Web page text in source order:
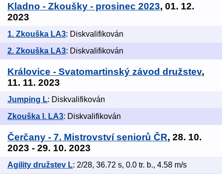
Kladno - Zkoušky - prosinec 2023, 01. 12.
2023
1. Zkouška LA3: Diskvalifikován
2. Zkouška LA3: Diskvalifikován
Královice - Svatomartinský závod družstev,
11. 11. 2023
Jumping L: Diskvalifikován
Zkouška I. LA3: Diskvalifikován
Čerčany - 7. Mistrovství seniorů ČR, 28. 10.
2023 - 29. 10. 2023
Agility družstev L: 2/28, 36.72 s, 0.0 tr. b., 4.58 m/s